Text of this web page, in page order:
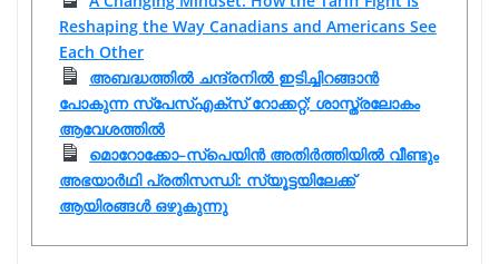
Reshaping the Way Canadians and Americans See
Each Other
അബദ്ധത്തിൽ ചന്ദ്രനിൽ ഇടിച്ചിറങ്ങാൻ
പോകുന്ന സ്പേസ്‌എക്‌സ് റോക്കറ്റ്; ശാസ്ത്രലോകം
ആവേശത്തിൽ
മൊറോക്കോ–സ്‌പെയിൻ അതിർത്തിയിൽ വീണ്ടും
അഭയാർഥി പ്രതിസന്ധി: സ്യൂട്ടയിലേക്ക്
ആയിരങ്ങൾ ഒഴുകുന്നു